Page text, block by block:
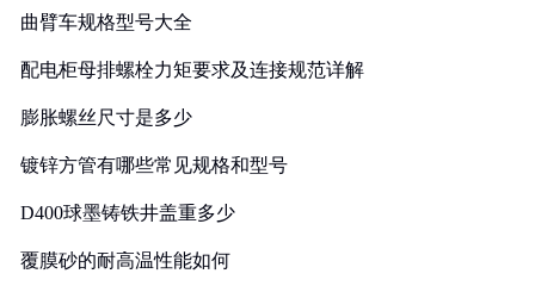
曲臂车规格型号大全
配电柜母排螺栓力矩要求及连接规范详解
膨胀螺丝尺寸是多少
镀锌方管有哪些常见规格和型号
D400球墨铸铁井盖重多少
覆膜砂的耐高温性能如何